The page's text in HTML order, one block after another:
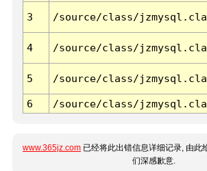
3 /source/class/
4 /source/class/
5 /source/class/
6 /source/class/
www.365jz.com 已经将此出错信息详细记录, 由此
们深感歉意.